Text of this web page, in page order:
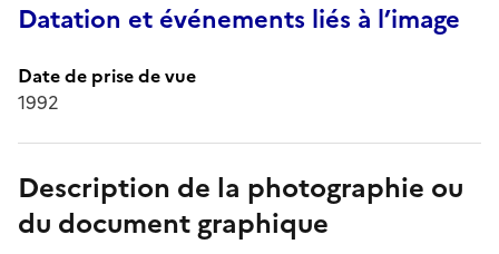
Datation et événements liés à l’image
Date de prise de vue
1992
Description de la photographie ou
du document graphique